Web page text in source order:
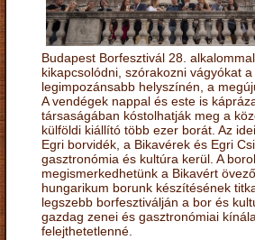
Budapest Borfesztivál 28.
kikapcsolódni, szórakozni vágyókat
legimpozánsabb helyszínén, a
A vendégek nappal és este is
társaságában kóstolhatják meg a
külföldi kiállító több ezer borát. Az
Egri borvidék, a Bikavérek és Egri
gasztronómia és kultúra kerül. A
megismerkedhetünk a Bikavért
hungarikum borunk készítésének
legszebb borfesztiválján a bor és
gazdag zenei és gasztronómiai
felejthetetlenné.